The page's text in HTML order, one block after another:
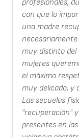
profesionales,
con que lo
una madre
muy distinto del
mujeres
el máximo
muy delicado, y
Las secuelas
"recuperación"
presentes en